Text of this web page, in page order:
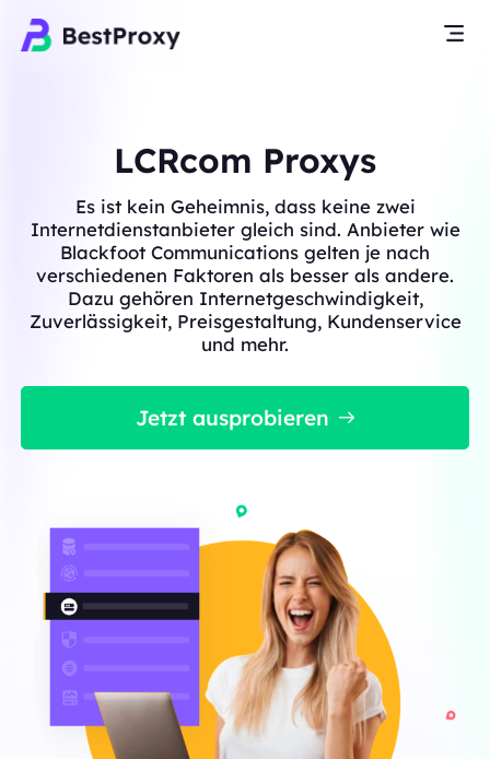
LCRcom Proxys
Es ist kein Geheimnis, dass keine zwei
Internetdienstanbieter gleich sind. Anbieter wie
Blackfoot Communications gelten je nach
verschiedenen Faktoren als besser als andere.
Dazu gehören Internetgeschwindigkeit,
Zuverlässigkeit, Preisgestaltung, Kundenservice
und mehr.
Jetzt ausprobieren